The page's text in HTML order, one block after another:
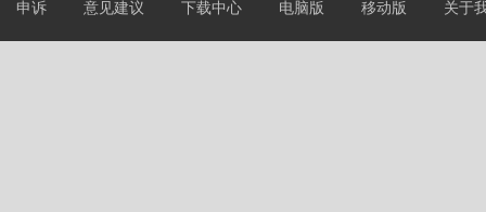
申诉 意见建议 下载中心 电脑版 移动版 关于